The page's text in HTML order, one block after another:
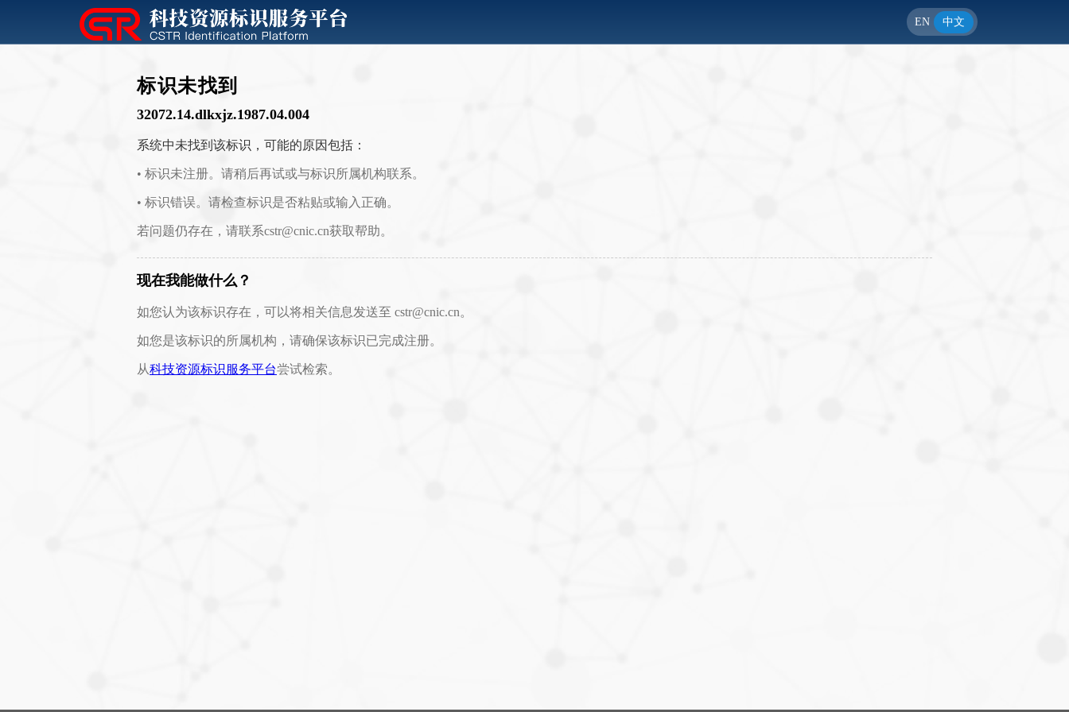
EN 中文
标识未找到
32072.14.dlkxjz.1987.04.004
系统中未找到该标识，可能的原因包括：
• 标识未注册。请稍后再试或与标识所属机构联系。
• 标识错误。请检查标识是否粘贴或输入正确。
若问题仍存在，请联系cstr@cnic.cn获取帮助。
现在我能做什么？
如您认为该标识存在，可以将相关信息发送至 cstr@cnic.cn。
如您是该标识的所属机构，请确保该标识已完成注册。
从科技资源标识服务平台尝试检索。